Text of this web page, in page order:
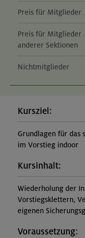
Preis für Mitglieder
Preis für Mitglieder
anderer Sektionen
Nichtmitglieder
Kursziel:
Grundlagen für das
im Vorstieg indoor
Kursinhalt:
Wiederholung der
Vorstiegsklettern,
eigenen
Voraussetzung: